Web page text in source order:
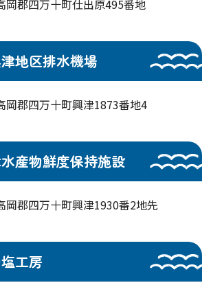
岡郡四万十町仕出原495番地
地区排水機場
岡郡四万十町興津1873番地4
産物鮮度保持施設
岡郡四万十町興津1930番2地先
工房